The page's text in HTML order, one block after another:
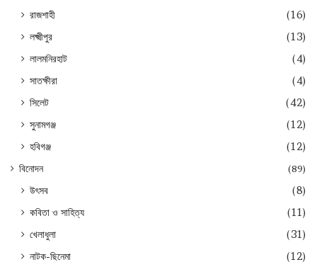
রাজশাহী
(16)
লক্ষ্মীপুর
(13)
লালমনিরহাট
(4)
সাতক্ষীরা
(4)
সিলেট
(42)
সুনামগঞ্জ
(12)
হবিগঞ্জ
(12)
বিনোদন (89)
উৎসব
(8)
কবিতা ও সাহিত্য
(11)
খেলাধুলা
(31)
নাটক-ছিনেমা
(12)